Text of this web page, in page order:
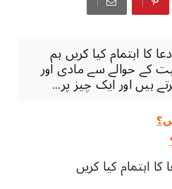
کا اہتمام کیا کریں ہم
کے حوالے سے مادی اور
ہیں اور ایک چیز پر...
اہتمام کیا کریں